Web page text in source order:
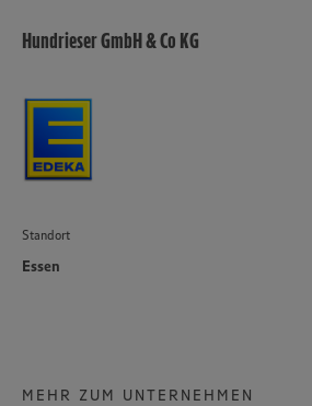
Hundrieser GmbH & Co KG
Standort
Essen
MEHR ZUM UNTERNEHMEN